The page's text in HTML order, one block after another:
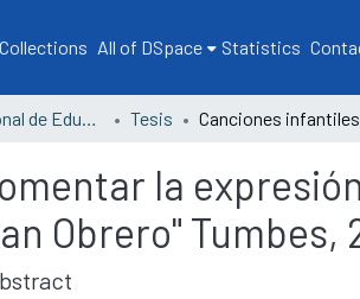
All of DSpace Statistics
Escuela Profesional de Educación Tesis
la
Obrero" Tumbes,